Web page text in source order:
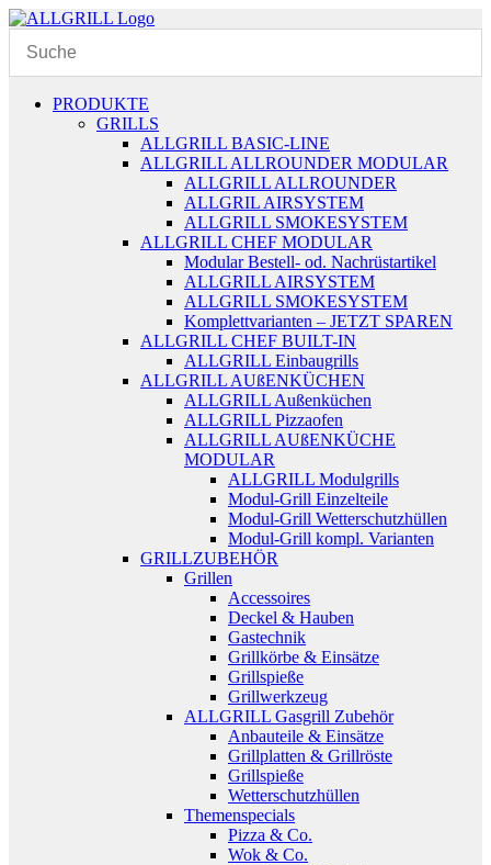
Zum
springen
PRODUKTE
GRILLS
ALLGRILL BASIC-LINE
ALLGRILL ALLROUNDER MODULAR
ALLGRILL ALLROUNDER
ALLGRIL AIRSYSTEM
ALLGRILL SMOKESYSTEM
ALLGRILL CHEF MODULAR
Modular Bestell- od. Nachrüstartikel
ALLGRILL AIRSYSTEM
ALLGRILL SMOKESYSTEM
Komplettvarianten – JETZT SPAREN
ALLGRILL CHEF BUILT-IN
ALLGRILL Einbaugrills
ALLGRILL AUßENKÜCHEN
ALLGRILL Außenküchen
ALLGRILL Pizzaofen
ALLGRILL AUßENKÜCHE
MODULAR
ALLGRILL Modulgrills
Modul-Grill Einzelteile
Modul-Grill Wetterschutzhüllen
Modul-Grill kompl. Varianten
GRILLZUBEHÖR
Grillen
Accessoires
Deckel & Hauben
Gastechnik
Grillkörbe & Einsätze
Grillspieße
Grillwerkzeug
ALLGRILL Gasgrill Zubehör
Anbauteile & Einsätze
Grillplatten & Grillröste
Grillspieße
Wetterschutzhüllen
Themenspecials
Pizza & Co.
Wok & Co.